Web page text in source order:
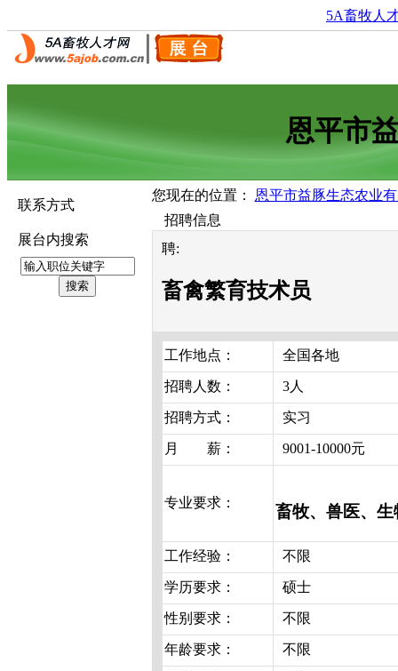
5A畜牧人
恩平市
联系方式
展台内搜索
您现在的位置： 恩平市益豚生态农业
招聘信息
聘:
畜禽繁育技术员
工作地点： 全国各地
招聘人数： 3人
招聘方式： 实习
月 薪： 9001-10000元
专业要求： 畜牧、兽医、
工作经验： 不限
学历要求： 硕士
性别要求： 不限
年龄要求： 不限